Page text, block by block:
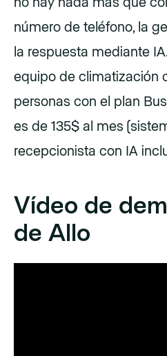
número de teléfono, la
la respuesta mediante
equipo de climatización
personas con el plan
es de 135$ al mes
recepcionista con IA
Vídeo de
de Allo